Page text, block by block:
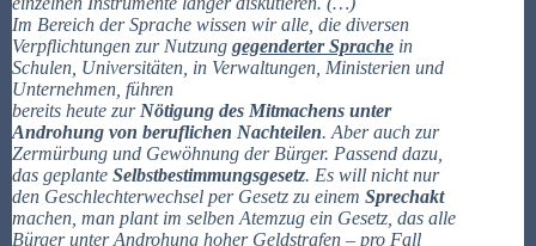
Im Bereich der Sprache wissen wir alle, die diversen
Verpflichtungen zur Nutzung gegenderter Sprache in
Schulen, Universitäten, in Verwaltungen, Ministerien und
Unternehmen, führen
bereits heute zur Nötigung des Mitmachens unter
Androhung von beruflichen Nachteilen. Aber auch zur
Zermürbung und Gewöhnung der Bürger. Passend dazu,
das geplante Selbstbestimmungsgesetz. Es will nicht nur
den Geschlechterwechsel per Gesetz zu einem Sprechakt
machen, man plant im selben Atemzug ein Gesetz, das alle
Bürger unter Androhung hoher Geldstrafen – pro Fall